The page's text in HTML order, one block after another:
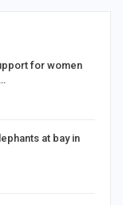
for women
at bay in